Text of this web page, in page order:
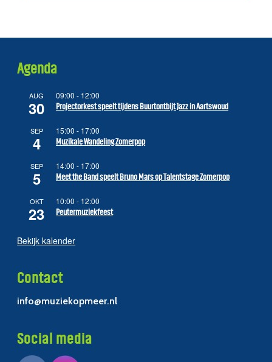
Agenda
AUG
30
09:00 - 12:00
Projectorkest speelt tijdens Buurtontbijt Jazz in Aartswoud
SEP
4
15:00 - 17:00
Muzikale Wandeling Zomerpop
SEP
5
14:00 - 17:00
Meet the Band speelt Bruno Mars op Talentstage Zomerpop
OKT
23
10:00 - 12:00
Peutermuziekfeest
Bekijk kalender
Contact
info@muziekopmeer.nl
Social media